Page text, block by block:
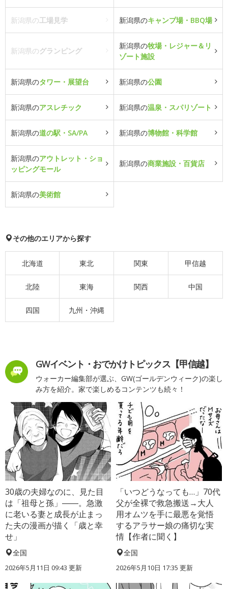
新潟県の工場見学 新潟県のキャンプ場・BBQ場
新潟県のグランピング
新潟県の牧場・レジャー＆リ
ゾート施設
新潟県のタワー・展望台 新潟県の公園
新潟県のアスレチック 新潟県の温泉・スパリゾート
新潟県の道の駅・SA/PA 新潟県の博物館・科学館
新潟県のアウトレット・ショ
ッピングモール
新潟県の商業施設・百貨店
新潟県の美術館
その他のエリアから探す
北海道 東北 関東 甲信越
北陸 東海 関西 中国
四国 九州・沖縄
GWイベント・おでかけトピックス【甲信越】
ウォーカー編集部が選ぶ、GW(ゴールデンウィーク)の楽し
み方を紹介。家で楽しめるコンテンツも続々！
30歳の夫婦なのに、見た目
は「祖母と孫」――。急激
に老いる妻と成長が止まっ
た夫の漫画が描く「歳と幸
せ」
全国
2026年5月11日 09:43 更新
「いつどうなっても…」70代
父が全裸で救急搬送→大人
用オムツを手に最悪を覚悟
するアラサー娘の痛切な実
情【作者に聞く】
全国
2026年5月10日 17:35 更新